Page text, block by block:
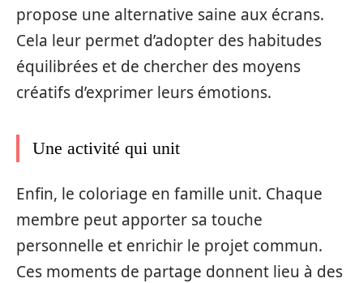
propose une alternative saine aux écrans.
Cela leur permet d’adopter des habitudes
équilibrées et de chercher des moyens
créatifs d’exprimer leurs émotions.
Une activité qui unit
Enfin, le coloriage en famille unit. Chaque
membre peut apporter sa touche
personnelle et enrichir le projet commun.
Ces moments de partage donnent lieu à des